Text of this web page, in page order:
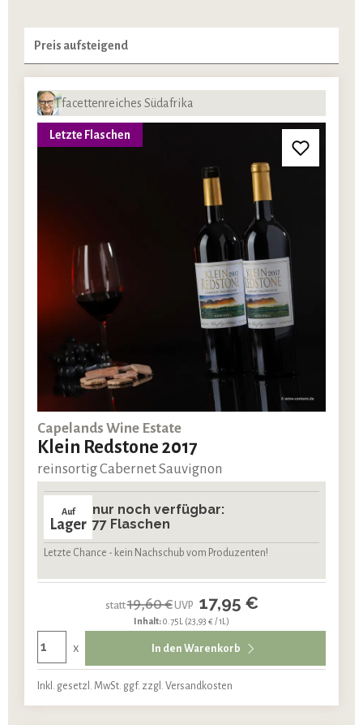
facettenreiches Südafrika
Letzte Flaschen
Capelands Wine Estate
Klein Redstone 2017
reinsortig Cabernet Sauvignon
Auf
Lager
nur noch verfügbar:
77 Flaschen
Letzte Chance - kein Nachschub vom Produzenten!
statt19,60 €UVP 17,95 €
Inhalt:0.75L (23,93 € / 1L)
x In den Warenkorb
Inkl. gesetzl. MwSt. ggf. zzgl. Versandkosten